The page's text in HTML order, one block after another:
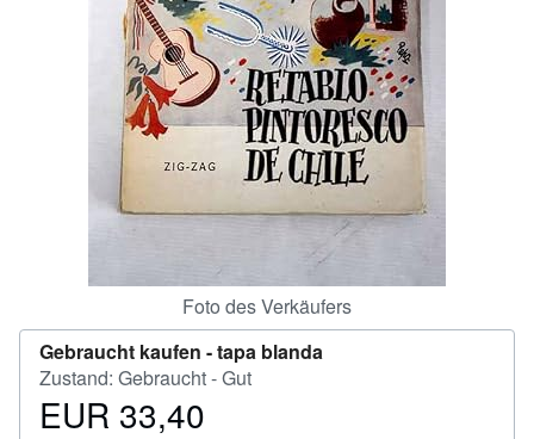
Foto des Verkäufers
Gebraucht kaufen -tapa blanda
Zustand: Gebraucht - Gut
Preis
EUR 33,40